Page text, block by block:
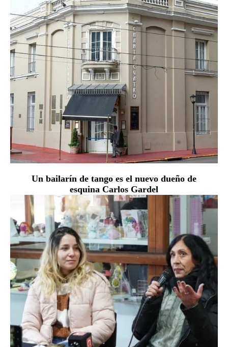
Un bailarín de tango es el nuevo dueño de
esquina Carlos Gardel